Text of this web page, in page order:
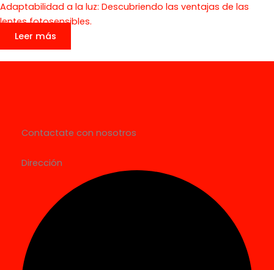
Adaptabilidad a la luz: Descubriendo las ventajas de las
lentes fotosensibles.
Leer más
Contactate con nosotros
Dirección